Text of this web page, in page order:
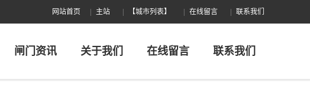
网站首页 主站 【城市列表】 在线留言 联系我们
闸门资讯 关于我们 在线留言 联系我们